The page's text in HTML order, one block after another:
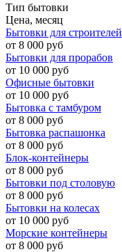
Тип бытовки
Цена, месяц
Бытовки для строителей
от 8 000 руб
Бытовки для прорабов
от 10 000 руб
Офисные бытовки
от 10 000 руб
Бытовка с тамбуром
от 8 000 руб
Бытовка распашонка
от 8 000 руб
Блок-контейнеры
от 8 000 руб
Бытовки под столовую
от 8 000 руб
Бытовки на колесах
от 10 000 руб
Морские контейнеры
от 8 000 руб